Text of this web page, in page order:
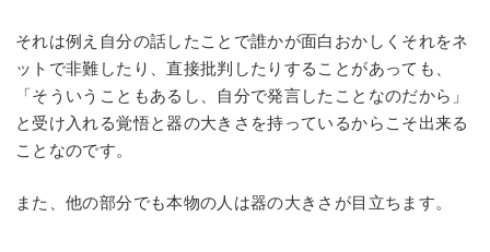
それは例え自分の話したことで誰かが面白おかしくそれをネ
ットで非難したり、直接批判したりすることがあっても、
「そういうこともあるし、自分で発言したことなのだから」
と受け入れる覚悟と器の大きさを持っているからこそ出来る
ことなのです。
また、他の部分でも本物の人は器の大きさが目立ちます。